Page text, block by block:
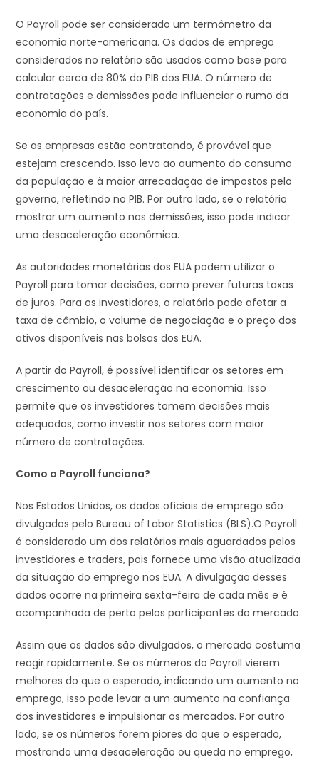
O Payroll pode ser considerado um termômetro da
economia norte-americana. Os dados de emprego
considerados no relatório são usados como base para
calcular cerca de 80% do PIB dos EUA. O número de
contratações e demissões pode influenciar o rumo da
economia do país.
Se as empresas estão contratando, é provável que
estejam crescendo. Isso leva ao aumento do consumo
da população e à maior arrecadação de impostos pelo
governo, refletindo no PIB. Por outro lado, se o relatório
mostrar um aumento nas demissões, isso pode indicar
uma desaceleração econômica.
As autoridades monetárias dos EUA podem utilizar o
Payroll para tomar decisões, como prever futuras taxas
de juros. Para os investidores, o relatório pode afetar a
taxa de câmbio, o volume de negociação e o preço dos
ativos disponíveis nas bolsas dos EUA.
A partir do Payroll, é possível identificar os setores em
crescimento ou desaceleração na economia. Isso
permite que os investidores tomem decisões mais
adequadas, como investir nos setores com maior
número de contratações.
Como o Payroll funciona?
Nos Estados Unidos, os dados oficiais de emprego são
divulgados pelo Bureau of Labor Statistics (BLS).O Payroll
é considerado um dos relatórios mais aguardados pelos
investidores e traders, pois fornece uma visão atualizada
da situação do emprego nos EUA. A divulgação desses
dados ocorre na primeira sexta-feira de cada mês e é
acompanhada de perto pelos participantes do mercado.
Assim que os dados são divulgados, o mercado costuma
reagir rapidamente. Se os números do Payroll vierem
melhores do que o esperado, indicando um aumento no
emprego, isso pode levar a um aumento na confiança
dos investidores e impulsionar os mercados. Por outro
lado, se os números forem piores do que o esperado,
mostrando uma desaceleração ou queda no emprego,